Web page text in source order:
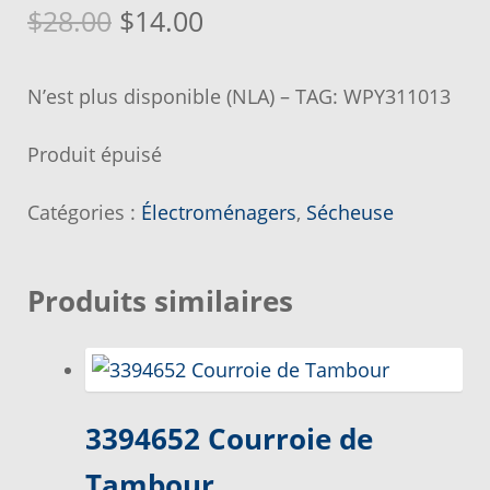
Laveuse Whirlpool, je désire voir….
Mon compte
Nos promotions
$28.00 Le
initial
était :
$28.00.
$14.00Le
actuel
N’est plus disponible (NLA) – TAG: WPY311013
Produit épuisé
Catégories : Électroménagers, Sécheuse
Produits similaires
3394652 Courroie de